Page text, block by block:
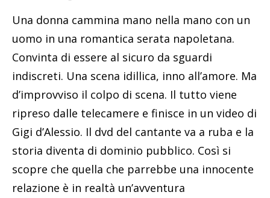
Una donna cammina mano nella mano con un
uomo in una romantica serata napoletana.
Convinta di essere al sicuro da sguardi
indiscreti. Una scena idillica, inno all’amore. Ma
d’improvviso il colpo di scena. Il tutto viene
ripreso dalle telecamere e finisce in un video di
Gigi d’Alessio. Il dvd del cantante va a ruba e la
storia diventa di dominio pubblico. Così si
scopre che quella che parrebbe una innocente
relazione è in realtà un’avventura